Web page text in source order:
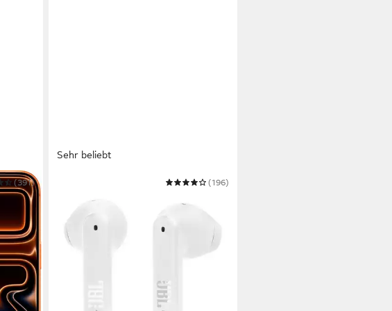
(391)
Sehr beliebt
Tune Flex wireless In-Ear-Kopfhörer
Bluetooth
0,3 kg
Gewicht
(196)
37,99 €